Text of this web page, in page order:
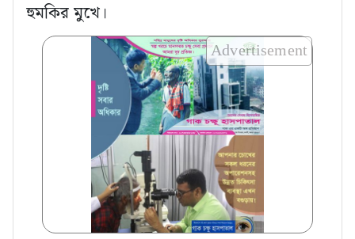
হুমকির মুখে।
Advertisement